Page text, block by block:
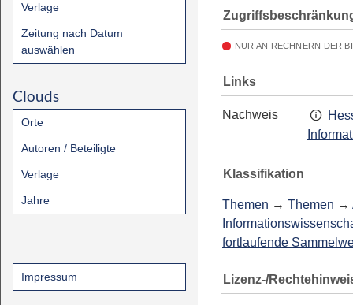
Verlage
Zeitung nach Datum
auswählen
Clouds
Orte
Autoren / Beteiligte
Verlage
Jahre
Impressum
NUR AN RECHNERN DER
Links
Nachweis
Klassifikation
Themen → Themen →
fortlaufende
Lizenz-/